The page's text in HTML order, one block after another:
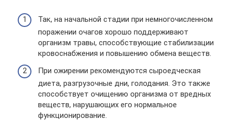
Так, на начальной стадии при немногочисленном
поражении очагов хорошо поддерживают
организм травы, способствующие стабилизации
кровоснабжения и повышению обмена веществ.
При ожирении рекомендуются сыроедческая
диета, разгрузочные дни, голодания. Это также
способствует очищению организма от вредных
веществ, нарушающих его нормальное
функционирование.